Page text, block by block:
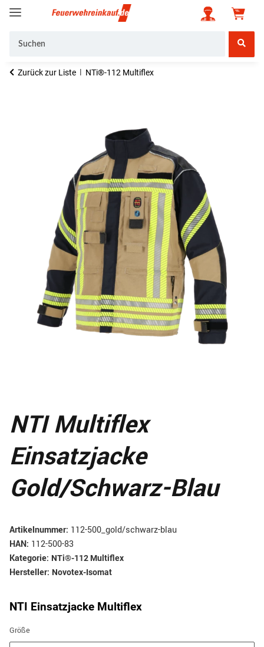
Zurück zur Liste NTi®-112 Multiflex
NTI Multiflex
Einsatzjacke
Gold/schwarz-Blau
Artikelnummer: 112-500_gold/schwarz-blau
HAN: 112-500-83
Kategorie: NTi®-112 Multiflex
Hersteller: Novotex-Isomat
NTI Einsatzjacke Multiflex
Größe